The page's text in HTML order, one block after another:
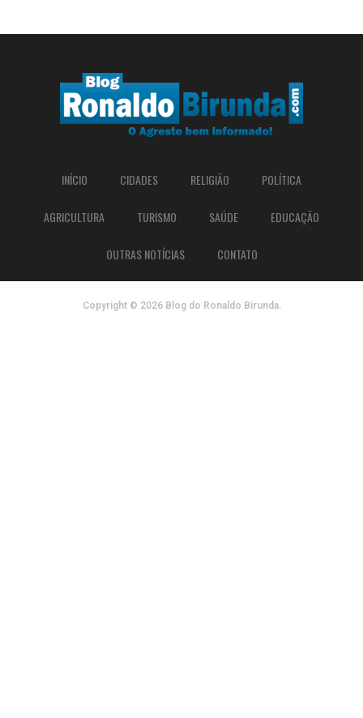
INÍCIO CIDADES RELIGIÃO POLÍTICA
AGRICULTURA TURISMO SAÚDE EDUCAÇÃO
OUTRAS NOTÍCIAS CONTATO
Copyright © 2026 Blog do Ronaldo Birunda.